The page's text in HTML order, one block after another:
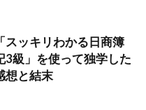
「スッキリわかる日商簿
3級」を使って独学した
想と結末